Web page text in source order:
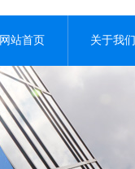
网站首页 关于我们